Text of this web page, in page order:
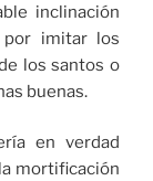
inclinación
por imitar los
los santos o
buenas.
en verdad
mortificación